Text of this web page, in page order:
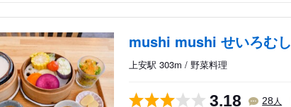
mushi mushi せいろむし
上安駅 303m / 野菜料理
3.18 28人